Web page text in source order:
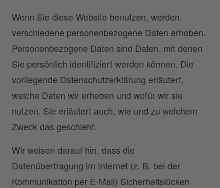
Wenn Sie diese Website benutzen, werden
verschiedene personenbezogene Daten erhoben.
Personenbezogene Daten sind Daten, mit denen
Sie persönlich identifiziert werden können. Die
vorliegende Datenschutzerklärung erläutert,
welche Daten wir erheben und wofür wir sie
nutzen. Sie erläutert auch, wie und zu welchem
Zweck das geschieht.
Wir weisen darauf hin, dass die
Datenübertragung im Internet (z. B. bei der
Kommunikation per E-Mail) Sicherheitslücken